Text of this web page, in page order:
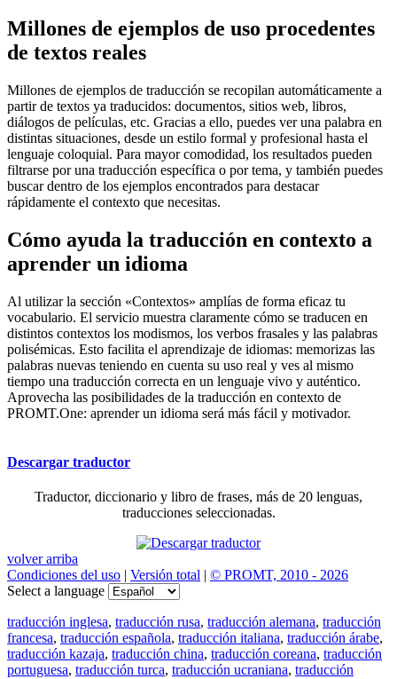
Millones de ejemplos de uso procedentes
de textos reales
Millones de ejemplos de traducción se recopilan automáticamente a
partir de textos ya traducidos: documentos, sitios web, libros,
diálogos de películas, etc. Gracias a ello, puedes ver una palabra en
distintas situaciones, desde un estilo formal y profesional hasta el
lenguaje coloquial. Para mayor comodidad, los resultados pueden
filtrarse por una traducción específica o por tema, y también puedes
buscar dentro de los ejemplos encontrados para destacar
rápidamente el contexto que necesitas.
Cómo ayuda la traducción en contexto a
aprender un idioma
Al utilizar la sección «Contextos» amplías de forma eficaz tu
vocabulario. El servicio muestra claramente cómo se traducen en
distintos contextos los modismos, los verbos frasales y las palabras
polisémicas. Esto facilita el aprendizaje de idiomas: memorizas las
palabras nuevas teniendo en cuenta su uso real y ves al mismo
tiempo una traducción correcta en un lenguaje vivo y auténtico.
Aprovecha las posibilidades de la traducción en contexto de
PROMT.One: aprender un idioma será más fácil y motivador.
Descargar traductor
Traductor, diccionario y libro de frases, más de 20 lenguas,
traducciones seleccionadas.
volver arriba
Condiciones del uso | Versión total | © PROMT, 2010 - 2026
Select a language
traducción inglesa, traducción rusa, traducción alemana, traducción
francesa, traducción española, traducción italiana, traducción árabe,
traducción kazaja, traducción china, traducción coreana, traducción
portuguesa, traducción turca, traducción ucraniana, traducción